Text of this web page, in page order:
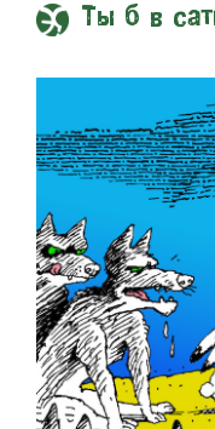
Ты б в